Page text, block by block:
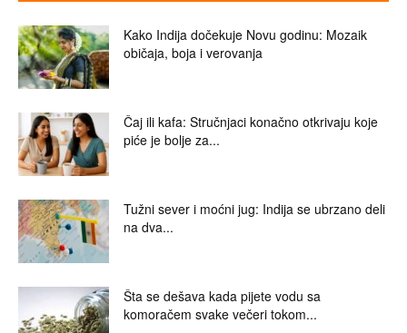
Kako Indija dočekuje Novu godinu: Mozaik
običaja, boja i verovanja
Čaj ili kafa: Stručnjaci konačno otkrivaju koje
piće je bolje za...
Tužni sever i moćni jug: Indija se ubrzano deli
na dva...
Šta se dešava kada pijete vodu sa
komoračem svake večeri tokom...